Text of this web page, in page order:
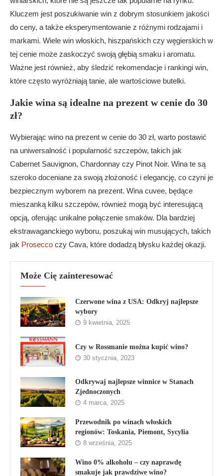
Kluczem jest poszukiwanie win z dobrym stosunkiem jakości
do ceny, a także eksperymentowanie z różnymi rodzajami i
markami. Wiele win włoskich, hiszpańskich czy węgierskich w
tej cenie może zaskoczyć swoją głębią smaku i aromatu.
Ważne jest również, aby śledzić rekomendacje i rankingi win,
które często wyróżniają tanie, ale wartościowe butelki.
Jakie wina są idealne na prezent w cenie do 30
zł?
Wybierając wino na prezent w cenie do 30 zł, warto postawić
na uniwersalność i popularność szczepów, takich jak
Cabernet Sauvignon, Chardonnay czy Pinot Noir. Wina te są
szeroko doceniane za swoją złożoność i elegancję, co czyni je
bezpiecznym wyborem na prezent. Wina cuvee, będące
mieszanką kilku szczepów, również mogą być interesującą
opcją, oferując unikalne połączenie smaków. Dla bardziej
ekstrawaganckiego wyboru, poszukaj win musujących, takich
jak Prosecco czy Cava, które dodadzą błysku każdej okazji.
Może Cię zainteresować
Czerwone wina z USA: Odkryj najlepsze
wybory
9 kwietnia, 2025
Czy w Rossmanie można kupić wino?
30 stycznia, 2023
Odkrywaj najlepsze winnice w Stanach
Zjednoczonych
4 marca, 2025
Przewodnik po winach włoskich
regionów: Toskania, Piemont, Sycylia
8 września, 2025
Wino 0% alkoholu – czy naprawdę
smakuje jak prawdziwe wino?